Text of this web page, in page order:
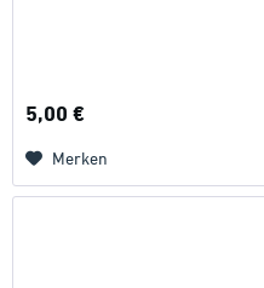
5,00 €
Merken